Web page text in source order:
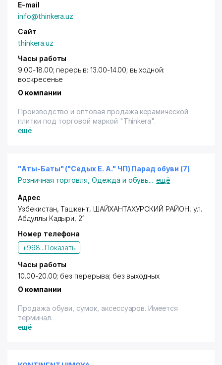
E-mail
info@thinkera.uz
Сайт
thinkera.uz
Часы работы
9.00-18.00; перерыв: 13.00-14.00; выходной:
воскресенье
О компании
Производство и оптовая продажа керамической
плитки под торговой маркой "Thinkera".
ещё
"Аты-Баты" ("Седых Е. А." ЧП) Парад обуви (7)
Розничная торговля ,Одежда и обувь... ещё
Адрес
Узбекистан,Ташкент, ШАЙХАНТАХУРСКИЙ РАЙОН, ул.
Абдуллы Кадыри, 21
Номер телефона
+998...Показать
Часы работы
10.00-20.00; без перерыва; без выходных
О компании
Продажа обуви, сумок, аксессуаров. Имеется
терминал.
ещё